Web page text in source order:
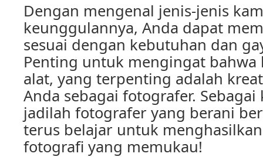
Dengan mengenal jenis-jenis
keunggulannya, Anda dapat
sesuai dengan kebutuhan dan
Penting untuk mengingat bahwa
alat, yang terpenting adalah
Anda sebagai fotografer.
jadilah fotografer yang berani
terus belajar untuk
fotografi yang memukau!